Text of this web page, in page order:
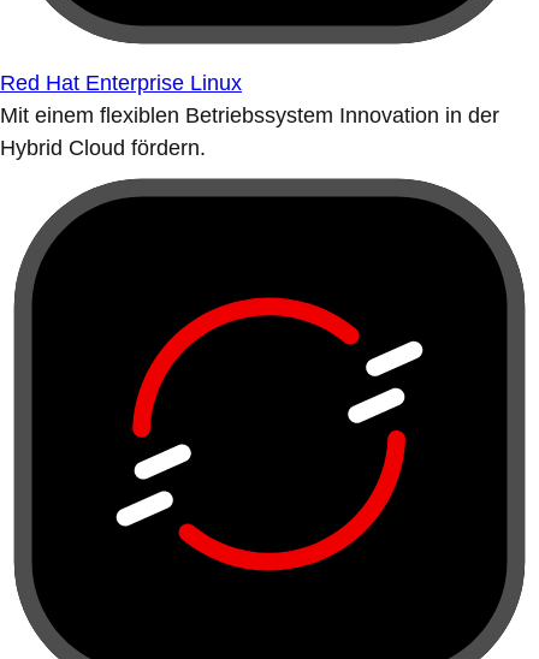
Red Hat Enterprise Linux
Mit einem flexiblen Betriebssystem Innovation in der
Hybrid Cloud fördern.